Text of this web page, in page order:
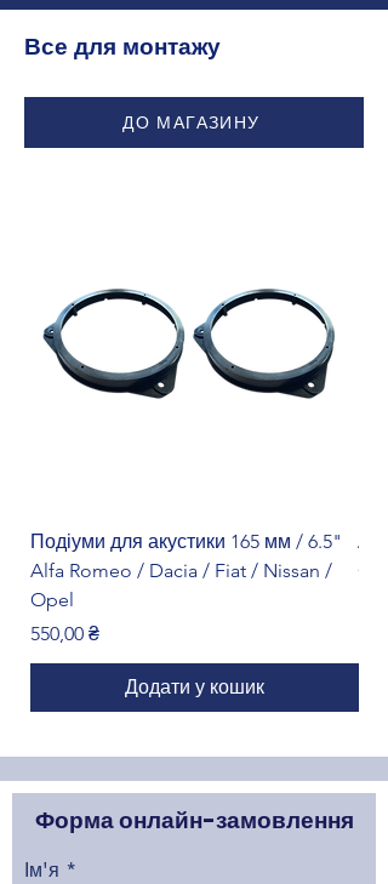
Все для монтажу
ДО МАГАЗИНУ
Подіуми для акустики 165 мм / 6.5"
Alfa Romeo / Dacia / Fiat / Nissan /
Opel
Ціна
550,00 ₴
Додати у кошик
Форма онлайн-замовлення
Ім'я